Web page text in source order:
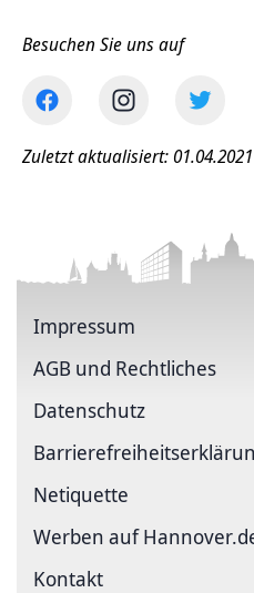
Besuchen Sie uns auf
Zuletzt aktualisiert: 01.04.2021
Impressum
AGB und Rechtliches
Datenschutz
Netiquette
Werben auf
Kontakt